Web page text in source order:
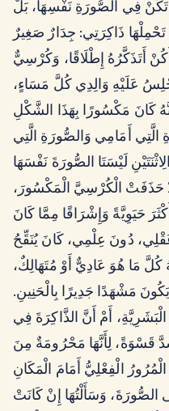
تَكُنْ فِي الصُّورَةِ نَفْسِهَا، بَلْ
ذَاكِرَتِي: جِدَارٌ صَغِيرٌ
أَتَذَكَّرُهُ إِطْلَاقًا، وَكُرْسِيٌّ
عَلَيْهِ وَالِدِي كُلَّ مَسَاءٍ،
أَمَامِي وَالصُّورَةِ الَّتِي
لَيْسَتَا الصُّورَةَ نَفْسَهَا
حَذَفَتْ الْكُرْسِيَّ الْمَكْسُورَ،
حَيَوِيَّةً وَإِشْرَاقًا مِمَّا كَانَ
دُونَ عِلْمِي، كَانَ يُنَقِّحُ
مَا هُوَ عَادِيٌّ أَوْ مُتَهَالِكٌ،
مَشْهَدًا جَدِيرًا بِالْحَنِينِ.
أَمْ أَنَّ الذَّاكِرَةَ فِي
قَسْوَةً، لِأَنَّهَا مَحْرُومَةٌ مِنَ
الْفِعْلِيُّ أَمَامَ الْمَكَانِ
وَسَأَلْتُهَا إِنْ كَانَتْ